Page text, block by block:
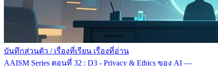
บันทึกส่วนตัว / เรื่องที่เรียน เรื่องที่อ่าน
AAISM Series ตอนที่ 32 : D3 - Privacy & Ethics ของ AI —